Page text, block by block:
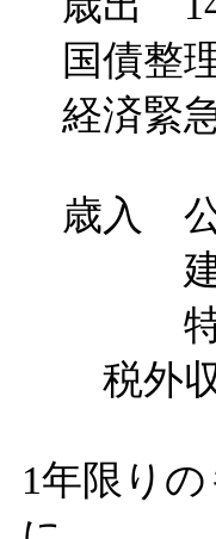
国債整
経済緊
歳入 公
建設
特例
税外収
1年限り